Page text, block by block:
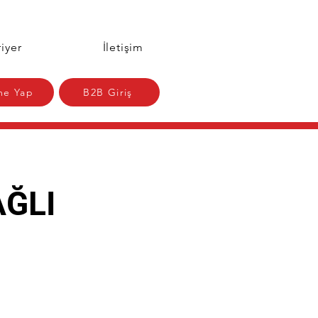
İletişim
Yap B2B Giriş